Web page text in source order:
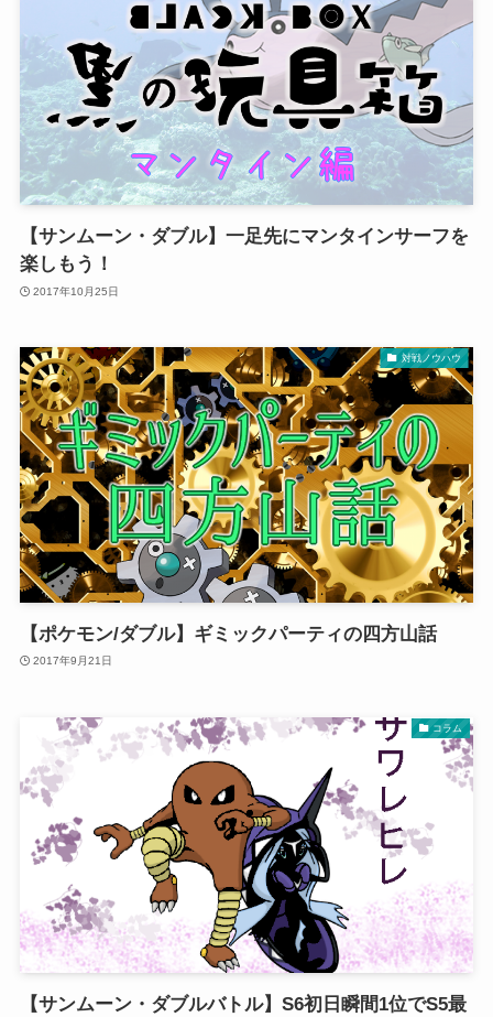
【サンムーン・ダブル】一足先にマンタインサーフを
楽しもう！
2017年10月25日
対戦ノウハウ
【ポケモン/ダブル】ギミックパーティの四方山話
2017年9月21日
コラム
【サンムーン・ダブルバトル】S6初日瞬間1位でS5最